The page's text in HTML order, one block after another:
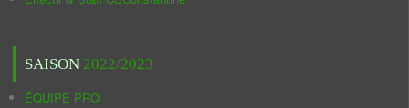
SAISON 2022/2023
ÉQUIPE PRO